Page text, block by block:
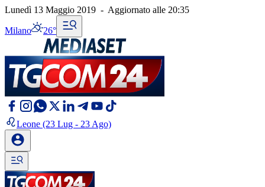
Lunedì 13 Maggio 2019 - Aggiornato alle 20:35
Milano 26°
Leone (23 Lug - 23 Ago)